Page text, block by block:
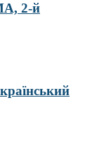
2-й